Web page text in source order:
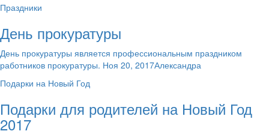
Праздники
День прокуратуры
День прокуратуры является профессиональным праздником
работников прокуратуры. Ноя 20, 2017Александра
Подарки на Новый Год
Подарки для родителей на Новый Год
2017